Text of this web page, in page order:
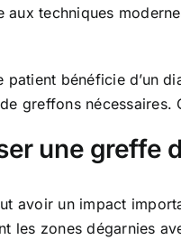
aux techniques
patient bénéficie d’un
greffons
une greffe
avoir un impact
les zones dégarnies